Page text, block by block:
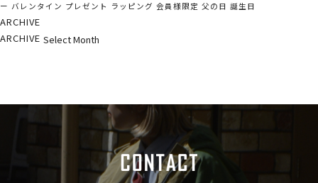
ー バレンタイン プレゼント ラッピング 会員様限定 父の日 誕生日
ARCHIVE
ARCHIVE